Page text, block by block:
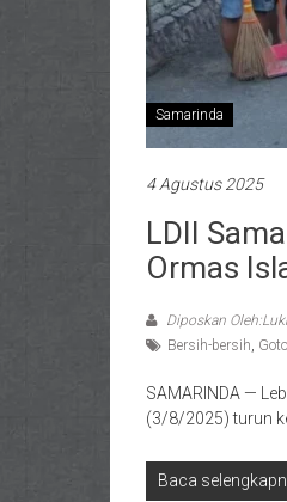
Samarinda
4 Agustus 2025
LDII
Ormas
Diposkan
Bersih-bersih,
SAMARINDA —
(3/8/2025) turun
Baca